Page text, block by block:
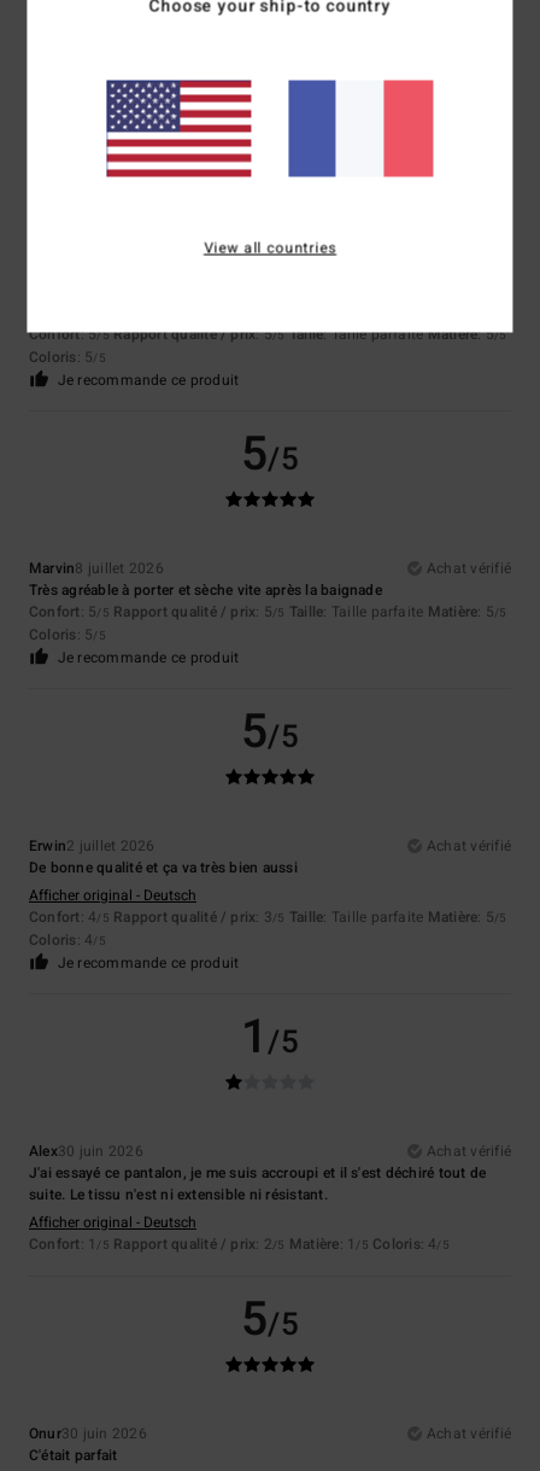
Je recommande ce produit
5 /5
Confort: 5/5 Rapport qualité / prix: 5/5 Taille: Taille parfaiteMatière: 5/5
Coloris: 5/5
Je recommande ce produit
5/5
Marvin8 juillet 2026
Achat vérifié
Très agréable à porter et sèche vite après la baignade
Confort: 5/5 Rapport qualité / prix: 5/5 Taille: Taille parfaite Matière: 5/5
Coloris: 5/5
Je recommande ce produit
5/5
Erwin2 juillet 2026
Achat vérifié
De bonne qualité et ça va très bien aussi
Afficher original - Deutsch
Confort: 4/5 Rapport qualité / prix: 3/5 Taille: Taille parfaite Matière: 5/5
Coloris: 4/5
Je recommande ce produit
1/5
Alex30 juin 2026
Achat vérifié
J'ai essayé ce pantalon, je me suis accroupi et il s'est déchiré tout de
suite. Le tissu n'est ni extensible ni résistant.
Afficher original - Deutsch
Confort: 1 /5 Rapport qualité / prix: 2/5 Matière: 1 /5 Coloris: 4/5
5/5
Onur30 juin 2026
Achat vérifié
C'était parfait
Choose your ship-to country
View all countries